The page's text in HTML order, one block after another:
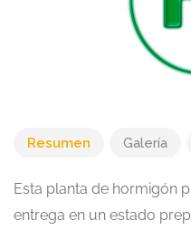
Resumen Galería
Esta planta de hormigón
entrega en un estado